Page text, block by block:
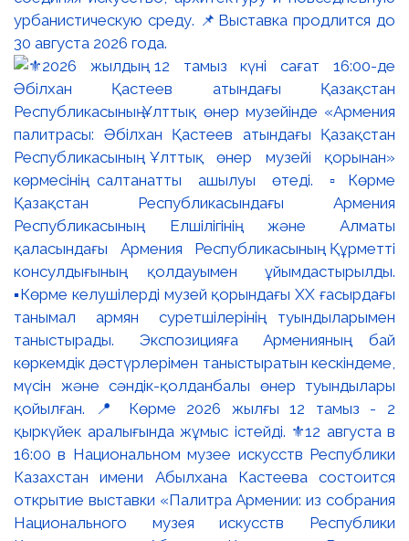
урбанистическую среду. 📌Выставка продлится до
30 августа 2026 года.